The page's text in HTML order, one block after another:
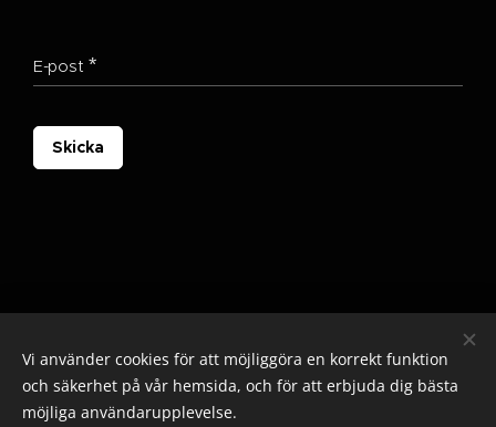
E-post
Skicka
© 2025 Alla rättigheter reserverade
Vi använder cookies för att möjliggöra en korrekt funktion
och säkerhet på vår hemsida, och för att erbjuda dig bästa
möjliga användarupplevelse.